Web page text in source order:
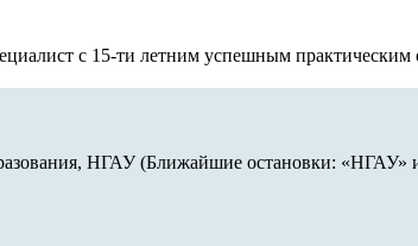
с 15-ти летним успешным
НГАУ (Ближайшие остановки: